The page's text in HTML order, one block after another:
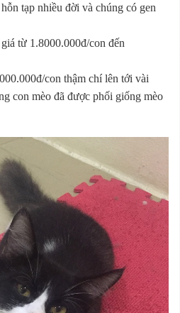
tạp nhiều đời và chúng có gen
từ 1.8000.000đ/con đến
con thậm chí lên tới vài
con mèo đã được phối giống mèo